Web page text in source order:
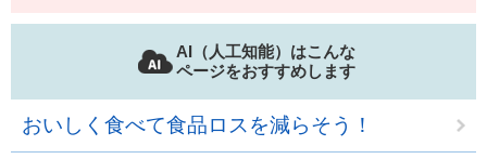
AI（人工知能）はこんな
ページをおすすめします
おいしく食べて食品ロスを減らそう！